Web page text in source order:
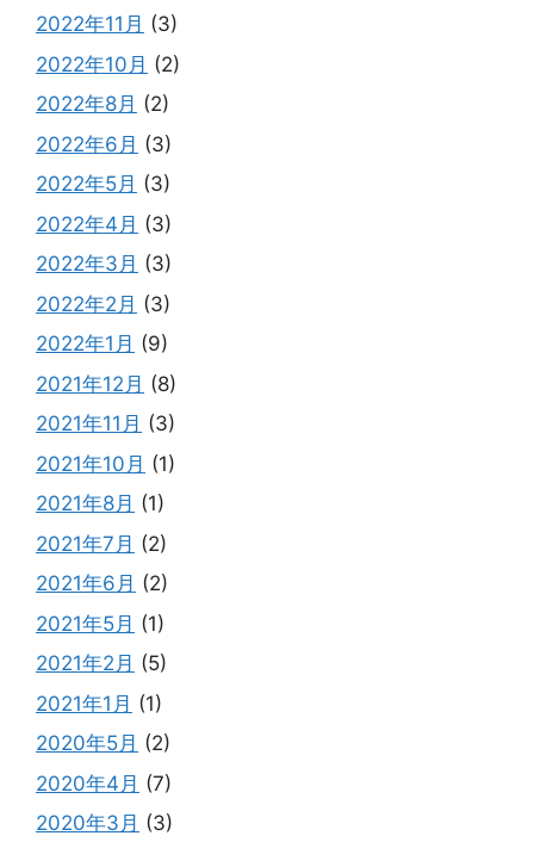
2022年11月 (3)
2022年10月 (2)
2022年8月 (2)
2022年6月 (3)
2022年5月 (3)
2022年4月 (3)
2022年3月 (3)
2022年2月 (3)
2022年1月 (9)
2021年12月 (8)
2021年11月 (3)
2021年10月 (1)
2021年8月 (1)
2021年7月 (2)
2021年6月 (2)
2021年5月 (1)
2021年2月 (5)
2021年1月 (1)
2020年5月 (2)
2020年4月 (7)
2020年3月 (3)